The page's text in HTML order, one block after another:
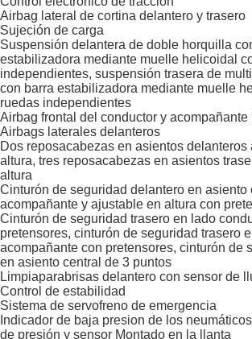
Airbag lateral de cortina delantero y trasero
Sujeción de carga
Suspensión delantera de doble horquilla
estabilizadora mediante muelle helicoidal
independientes, suspensión trasera de
con barra estabilizadora mediante muelle
ruedas independientes
Airbag frontal del conductor y
Airbags laterales delanteros
Dos reposacabezas en asientos delanteros
altura, tres reposacabezas en asientos
altura
Cinturón de seguridad delantero en asiento
acompañante y ajustable en altura con
Cinturón de seguridad trasero en lado
pretensores, cinturón de seguridad trasero
acompañante con pretensores, cinturón de
en asiento central de 3 puntos
Limpiaparabrisas delantero con sensor de
Control de estabilidad
Sistema de servofreno de emergencia
Indicador de baja presion de los
de presión y sensor Montado en la llanta